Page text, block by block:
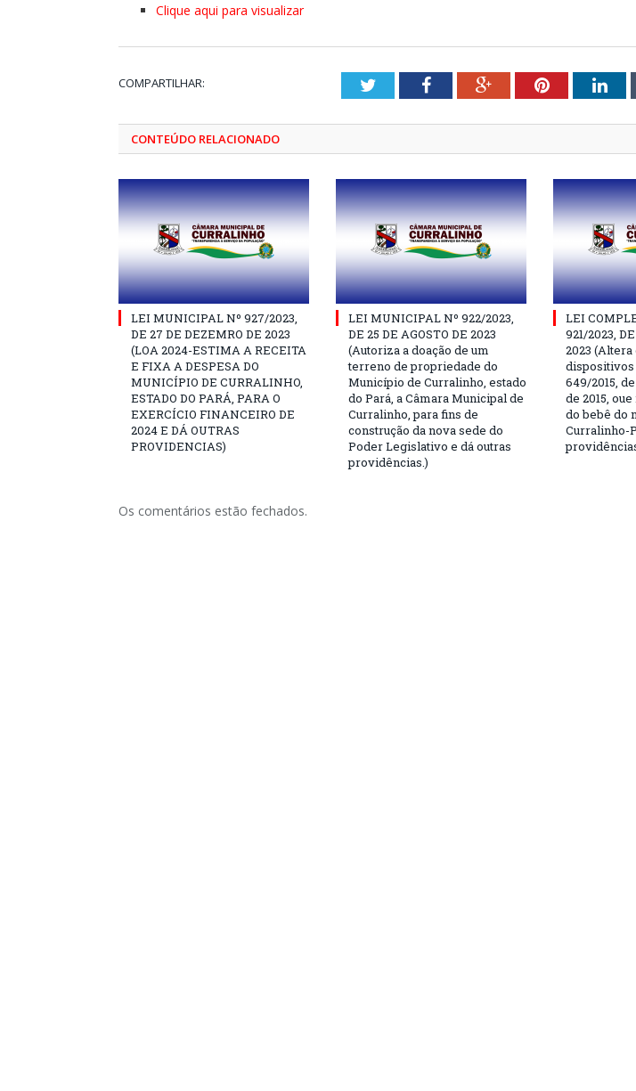
Clique aqui para visualizar
COMPARTILHAR: TwitterFacebookGoogle+Pinterest
CONTEÚDO RELACIONADO
LEI MUNICIPAL Nº 927/2023,
DE 27 DE DEZEMRO DE 2023
(LOA 2024-ESTIMA A RECEITA
E FIXA A DESPESA DO
MUNICÍPIO DE CURRALINHO,
ESTADO DO PARÁ, PARA O
EXERCÍCIO FINANCEIRO DE
2024 E DÁ OUTRAS
PROVIDENCIAS)
LEI MUNICIPAL Nº 922/2023,
DE 25 DE AGOSTO DE 2023
(Autoriza a doação de um
terreno de propriedade do
Município de Curralinho, estado
do Pará, a Câmara Municipal de
Curralinho, para fins de
construção da nova sede do
Poder Legislativo e dá outras
providências.)
LEI
921/2023,
2023
dispositivos
649/2015,
de 2015,
do bebê do
Curralinho-
Os comentários estão fechados.